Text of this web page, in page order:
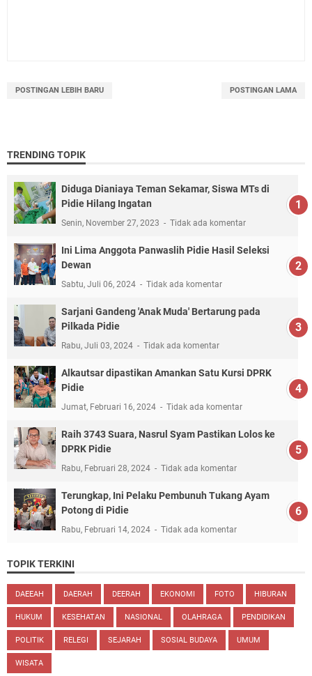
POSTINGAN LEBIH BARU POSTINGAN LAMA
TRENDING TOPIK
Diduga Dianiaya Teman Sekamar, Siswa MTs di
Pidie Hilang Ingatan
Senin, November 27, 2023 Tidak ada komentar
Ini Lima Anggota Panwaslih Pidie Hasil Seleksi
Dewan
Sabtu, Juli 06, 2024 Tidak ada komentar
Sarjani Gandeng 'Anak Muda' Bertarung pada
Pilkada Pidie
Rabu, Juli 03, 2024 Tidak ada komentar
Alkautsar dipastikan Amankan Satu Kursi DPRK
Pidie
Jumat, Februari 16, 2024 Tidak ada komentar
Raih 3743 Suara, Nasrul Syam Pastikan Lolos ke
DPRK Pidie
Rabu, Februari 28, 2024 Tidak ada komentar
Terungkap, Ini Pelaku Pembunuh Tukang Ayam
Potong di Pidie
Rabu, Februari 14, 2024 Tidak ada komentar
TOPIK TERKINI
DAEEAH DAERAH DEERAH EKONOMI FOTO HIBURAN
HUKUM KESEHATAN NASIONAL OLAHRAGA PENDIDIKAN
POLITIK RELEGI SEJARAH SOSIAL BUDAYA UMUM
WISATA